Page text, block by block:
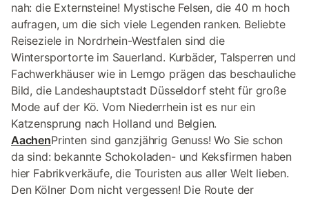
nah: die Externsteine! Mystische Felsen, die 40 m hoch
aufragen, um die sich viele Legenden ranken. Beliebte
Reiseziele in Nordrhein-Westfalen sind die
Wintersportorte im Sauerland. Kurbäder, Talsperren und
Fachwerkhäuser wie in Lemgo prägen das beschauliche
Bild, die Landeshauptstadt Düsseldorf steht für große
Mode auf der Kö. Vom Niederrhein ist es nur ein
Katzensprung nach Holland und Belgien.
AachenPrinten sind ganzjährig Genuss! Wo Sie schon
da sind: bekannte Schokoladen- und Keksfirmen haben
hier Fabrikverkäufe, die Touristen aus aller Welt lieben.
Den Kölner Dom nicht vergessen! Die Route der